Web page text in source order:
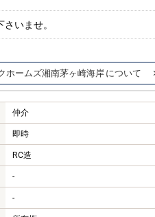
いませ。
ホームズ湘南茅ヶ崎海岸
仲介
即時
RC造
-
-